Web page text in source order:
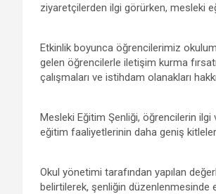
k
p
ziyaretçilerden ilgi görürken, mesleki
Etkinlik boyunca öğrencilerimiz
gelen öğrencilerle iletişim kurma
çalışmaları ve istihdam olanakları
Mesleki Eğitim Şenliği, öğrencilerin ilgi
eğitim faaliyetlerinin daha geniş
Okul yönetimi tarafından yapılan
belirtilerek, şenliğin düzenlenmesinde